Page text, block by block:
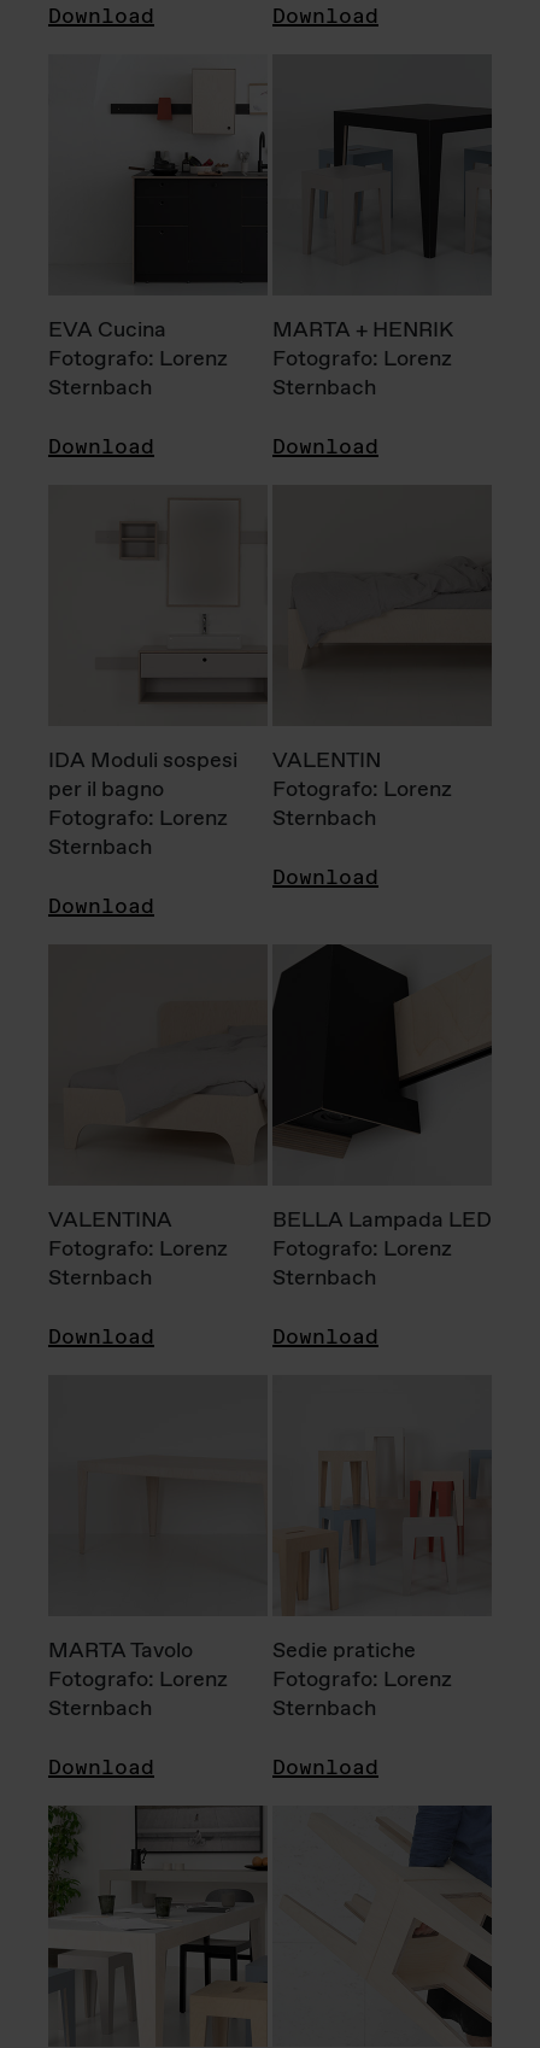
Download Download
EVA Cucina
Fotografo: Lorenz
Sternbach
Download
MARTA + HENRIK
Fotografo: Lorenz
Sternbach
Download
IDA Moduli sospesi
per il bagno
Fotografo: Lorenz
Sternbach
Download
VALENTIN
Fotografo: Lorenz
Sternbach
Download
VALENTINA
Fotografo: Lorenz
Sternbach
Download
BELLA Lampada LED
Fotografo: Lorenz
Sternbach
Download
MARTA Tavolo
Fotografo: Lorenz
Sternbach
Download
Sedie pratiche
Fotografo: Lorenz
Sternbach
Download